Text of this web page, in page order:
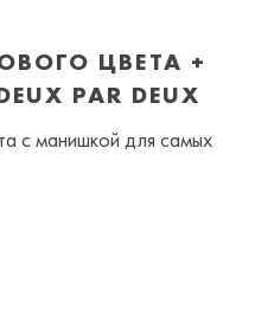
ЦВЕТА +
PAR DEUX
с манишкой для самых